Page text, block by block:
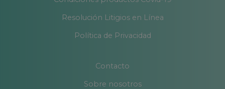
Resolución Litigios en Línea
Política de Privacidad
Contacto
Sobre nosotros